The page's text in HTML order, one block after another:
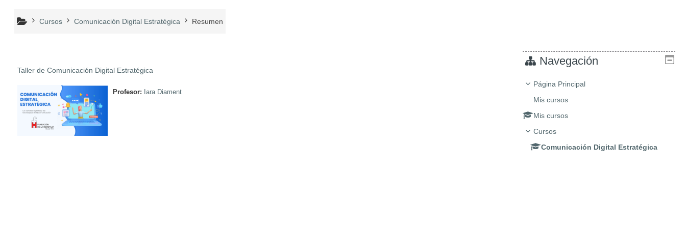
Cursos Comunicación Digital Estratégica Resumen
Taller de Comunicación Digital Estratégica
Profesor: Iara Diament
Navegación
Página Principal
Mis cursos
Mis cursos
Cursos
Comunicación Digital Estratégica